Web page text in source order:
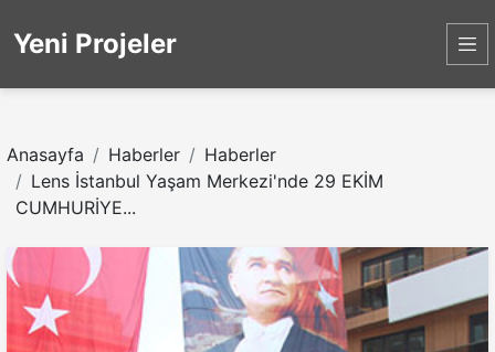
Yeni Projeler
Anasayfa Haberler
Haberler
Lens İstanbul Yaşam Merkezi'nde 29 EKİM
CUMHURİYE...